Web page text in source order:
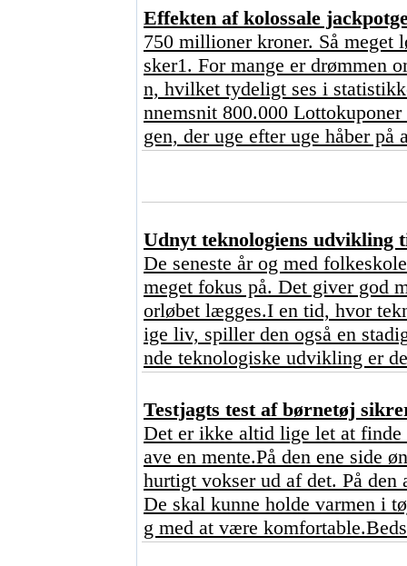
Effekten af kolossale
750 millioner kroner. Så meget
sker1. For mange er drømmen
n, hvilket tydeligt ses i
nnemsnit 800.000
gen, der uge efter uge håber
Udnyt teknologiens
De seneste år og med
meget fokus på. Det giver god
orløbet lægges.I en tid, hvor
ige liv, spiller den også en
nde teknologiske udvikling er
Testjagts test af børnetøj
Det er ikke altid lige let at
ave en mente.På den ene side
hurtigt vokser ud af det. På
De skal kunne holde varmen i
g med at være